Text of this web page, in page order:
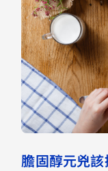
膽固醇元兇